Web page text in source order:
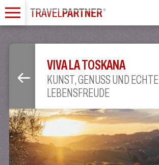
VIVA LA TOSKANA
KUNST, GENUSS UND ECHTE
LEBENSFREUDE